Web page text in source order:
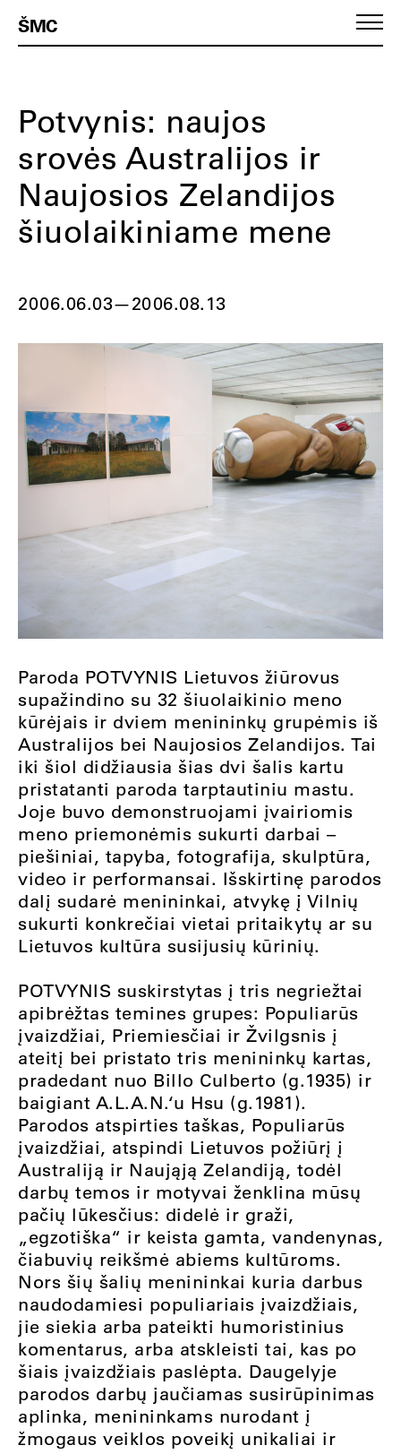
ŠMC
Potvynis: naujos
srovės Australijos ir
Naujosios Zelandijos
šiuolaikiniame mene
2006.06.03—2006.08.13
Paroda POTVYNIS Lietuvos žiūrovus
supažindino su 32 šiuolaikinio meno
kūrėjais ir dviem menininkų grupėmis iš
Australijos bei Naujosios Zelandijos. Tai
iki šiol didžiausia šias dvi šalis kartu
pristatanti paroda tarptautiniu mastu.
Joje buvo demonstruojami įvairiomis
meno priemonėmis sukurti darbai –
piešiniai, tapyba, fotografija, skulptūra,
video ir performansai. Išskirtinę parodos
dalį sudarė menininkai, atvykę į Vilnių
sukurti konkrečiai vietai pritaikytų ar su
Lietuvos kultūra susijusių kūrinių.
POTVYNIS suskirstytas į tris negriežtai
apibrėžtas temines grupes: Populiarūs
įvaizdžiai, Priemiesčiai ir Žvilgsnis į
ateitį bei pristato tris menininkų kartas,
pradedant nuo Billo Culberto (g.1935) ir
baigiant A.L.A.N.‘u Hsu (g.1981).
Parodos atspirties taškas, Populiarūs
įvaizdžiai, atspindi Lietuvos požiūrį į
Australiją ir Naująją Zelandiją, todėl
darbų temos ir motyvai ženklina mūsų
pačių lūkesčius: didelė ir graži,
„egzotiška“ ir keista gamta, vandenynas,
čiabuvių reikšmė abiems kultūroms.
Nors šių šalių menininkai kuria darbus
naudodamiesi populiariais įvaizdžiais,
jie siekia arba pateikti humoristinius
komentarus, arba atskleisti tai, kas po
šiais įvaizdžiais paslėpta. Daugelyje
parodos darbų jaučiamas susirūpinimas
aplinka, menininkams nurodant į
žmogaus veiklos poveikį unikaliai ir